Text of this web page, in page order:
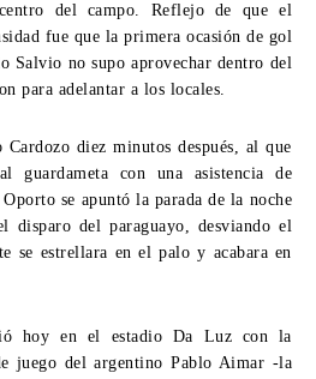
del campo. Reflejo de que el
fue que la primera ocasión de gol
Salvio no supo aprovechar dentro del
para adelantar a los locales.
diez minutos después, al que
guardameta con una asistencia de
se apuntó la parada de la noche
disparo del paraguayo, desviando el
se estrellara en el palo y acabara en
hoy en el estadio Da Luz con la
juego del argentino Pablo Aimar -la